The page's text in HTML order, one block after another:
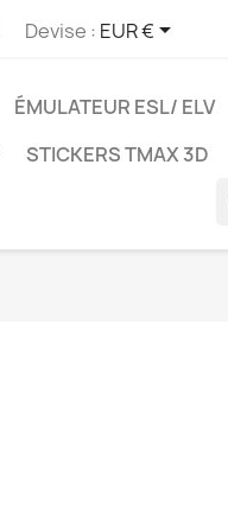
Devise : EUR €
ÉMULATEUR ESL/ ELV
STICKERS TMAX 3D